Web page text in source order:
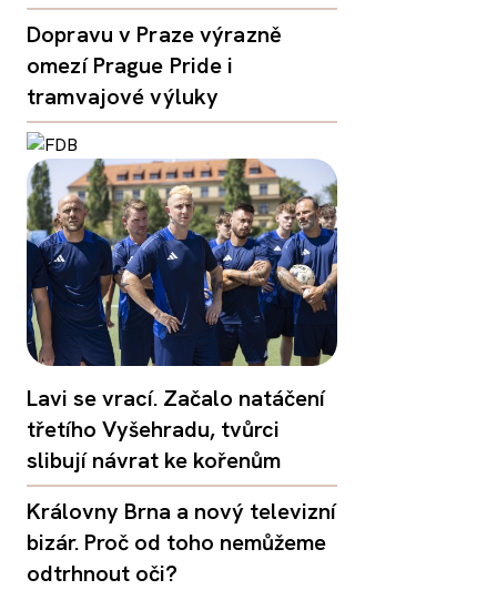
Dopravu v Praze výrazně
omezí Prague Pride i
tramvajové výluky
Lavi se vrací. Začalo natáčení
třetího Vyšehradu, tvůrci
slibují návrat ke kořenům
Královny Brna a nový televizní
bizár. Proč od toho nemůžeme
odtrhnout oči?